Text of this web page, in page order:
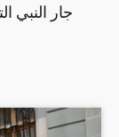
جار النبي